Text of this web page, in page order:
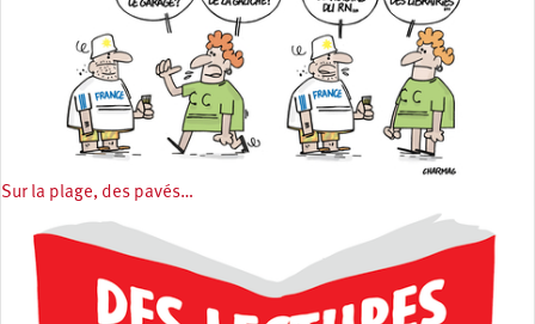
Sur la plage, des pavés…